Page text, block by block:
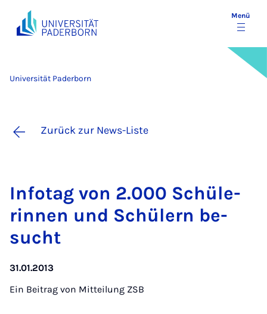
Menü
Universität Paderborn
Zurück zur News-Liste
In­fo­tag von 2.000 Schü­le­
rin­nen und Schü­lern be­
sucht
31.01.2013
Ein Beitrag von Mitteilung ZSB